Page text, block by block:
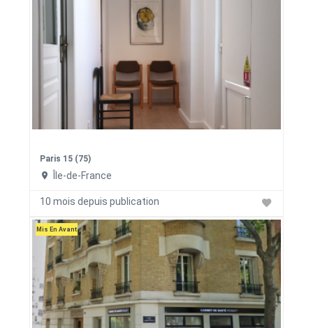
Paris 15 (75)
Île-de-France
10 mois depuis publication
Mis En Avant